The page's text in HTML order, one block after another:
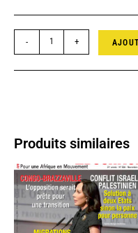
- +
Produits similaires